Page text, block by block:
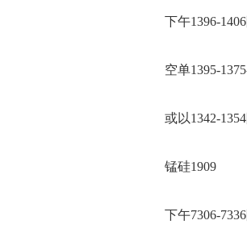
下午1396-1406
空单1395-1375-
或以1342-1354
锰硅1909
下午7306-7336